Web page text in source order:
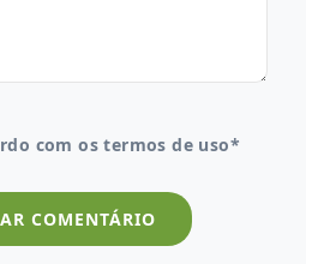
com ostermos de uso*